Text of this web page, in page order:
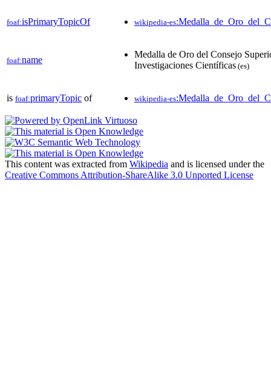
foaf:isPrimaryTopicOf wikipedia-es
foaf:name
Medalla de Oro del Consejo
Investigaciones Científicas (es)
is foaf:primaryTopic of wikipedia-es
This content was extracted from Wikipedia and is licensed under the
Creative Commons Attribution-ShareAlike 3.0 Unported License